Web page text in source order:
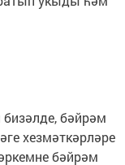
бизәлде, бәйрәм
хезмәткәрләре
бәйрәм